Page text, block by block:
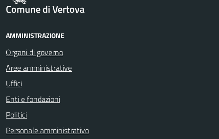
Comune di Vertova
AMMINISTRAZIONE
Organi di governo
Aree amministrative
Uffici
Enti e fondazioni
Politici
Personale amministrativo